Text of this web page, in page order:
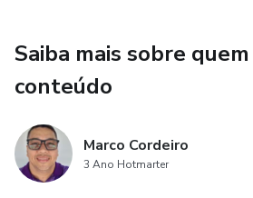
Saiba mais sobre
conteúdo
Marco Cordeiro
3 Ano Hotmarter